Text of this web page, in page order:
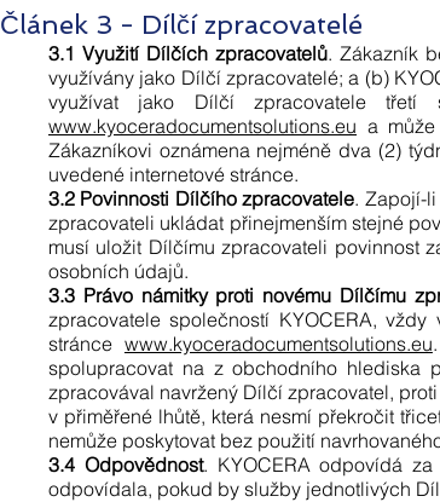
Článek 3 - Dílčí zpracovatelé
3.1 Využití Dílčích zpracovatelů. Zákazník
využívány jako Dílčí zpracovatelé; a (b)
využívat jako Dílčí zpracovatele třetí
www.kyoceradocumentsolutions.eu a
Zákazníkovi oznámena nejméně dva (2)
uvedené internetové stránce.
3.2 Povinnosti Dílčího zpracovatele. Zapojí-
zpracovateli ukládat přinejmenším stejné
musí uložit Dílčímu zpracovateli povinnost
osobních údajů.
3.3 Právo námitky proti novému Dílčímu
zpracovatele společností KYOCERA,
stránce www.kyoceradocumentsolutions.eu
spolupracovat na z obchodního hlediska
zpracovával navržený Dílčí zpracovatel,
v přiměřené lhůtě, která nesmí překročit
nemůže poskytovat bez použití
3.4 Odpovědnost. KYOCERA odpovídá
odpovídala, pokud by služby jednotlivých